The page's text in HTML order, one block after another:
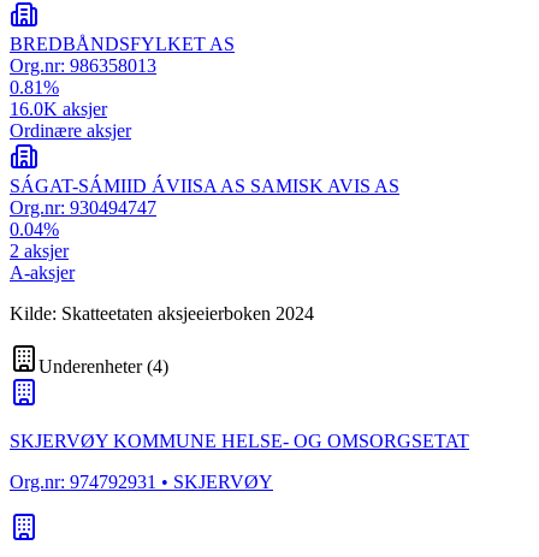
BREDBÅNDSFYLKET AS
Org.nr: 986358013
0.81%
16.0K aksjer
Ordinære aksjer
SÁGAT-SÁMIID ÁVIISA AS SAMISK AVIS AS
Org.nr: 930494747
0.04%
2 aksjer
A-aksjer
Kilde: Skatteetaten aksjeeierboken 2024
Underenheter(4)
SKJERVØY KOMMUNE HELSE- OG OMSORGSETAT
Org.nr: 974792931 • SKJERVØY